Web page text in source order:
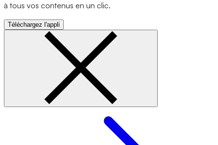
à tous vos contenus en un clic.
Téléchargez l'appli